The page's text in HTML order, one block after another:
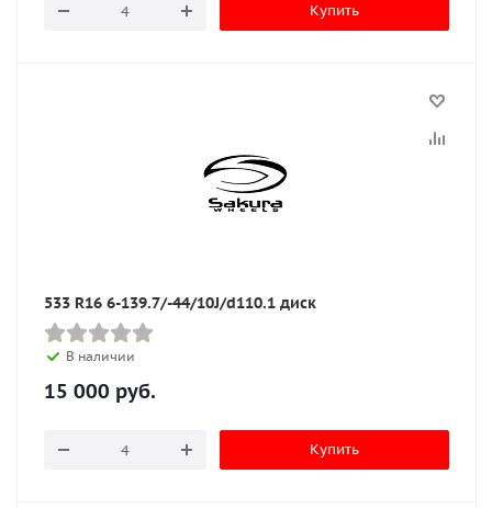
Купить
533 R16 6-139.7/-44/10J/d110.1 диск
В наличии
15 000 руб.
Купить